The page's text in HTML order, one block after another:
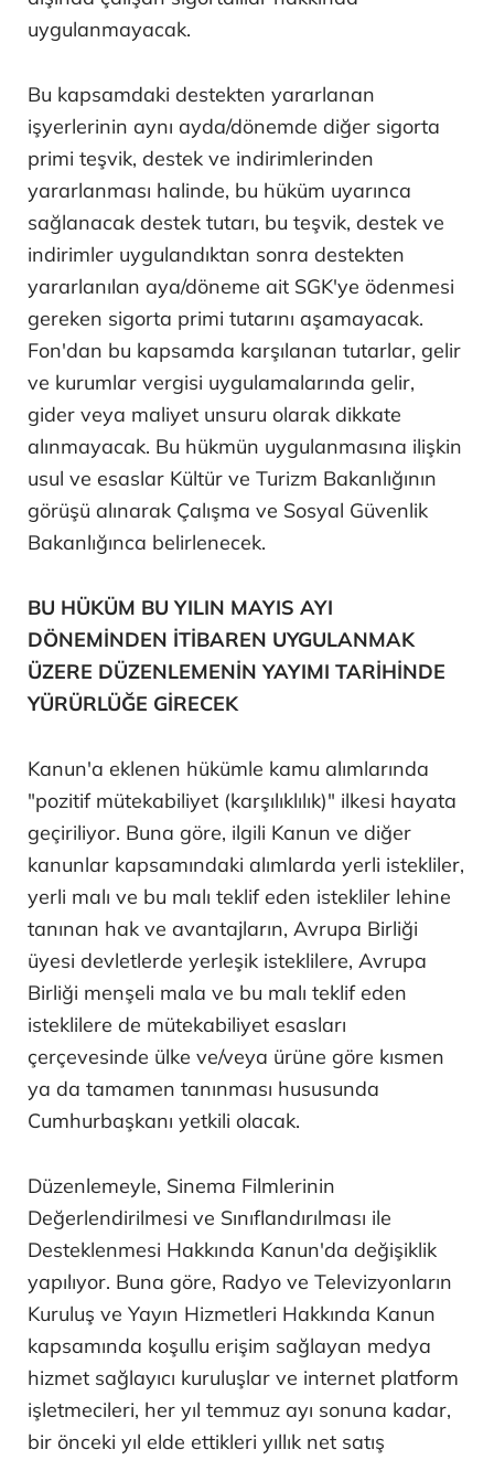
uygulanmayacak.
Bu kapsamdaki destekten yararlanan
işyerlerinin aynı ayda/dönemde diğer sigorta
primi teşvik, destek ve indirimlerinden
yararlanması halinde, bu hüküm uyarınca
sağlanacak destek tutarı, bu teşvik, destek ve
indirimler uygulandıktan sonra destekten
yararlanılan aya/döneme ait SGK'ye ödenmesi
gereken sigorta primi tutarını aşamayacak.
Fon'dan bu kapsamda karşılanan tutarlar, gelir
ve kurumlar vergisi uygulamalarında gelir,
gider veya maliyet unsuru olarak dikkate
alınmayacak. Bu hükmün uygulanmasına ilişkin
usul ve esaslar Kültür ve Turizm Bakanlığının
görüşü alınarak Çalışma ve Sosyal Güvenlik
Bakanlığınca belirlenecek.
BU HÜKÜM BU YILIN MAYIS AYI
DÖNEMİNDEN İTİBAREN UYGULANMAK
ÜZERE DÜZENLEMENİN YAYIMI TARİHİNDE
YÜRÜRLÜĞE GİRECEK
Kanun'a eklenen hükümle kamu alımlarında
"pozitif mütekabiliyet (karşılıklılık)" ilkesi hayata
geçiriliyor. Buna göre, ilgili Kanun ve diğer
kanunlar kapsamındaki alımlarda yerli istekliler,
yerli malı ve bu malı teklif eden istekliler lehine
tanınan hak ve avantajların, Avrupa Birliği
üyesi devletlerde yerleşik isteklilere, Avrupa
Birliği menşeli mala ve bu malı teklif eden
isteklilere de mütekabiliyet esasları
çerçevesinde ülke ve/veya ürüne göre kısmen
ya da tamamen tanınması hususunda
Cumhurbaşkanı yetkili olacak.
Düzenlemeyle, Sinema Filmlerinin
Değerlendirilmesi ve Sınıflandırılması ile
Desteklenmesi Hakkında Kanun'da değişiklik
yapılıyor. Buna göre, Radyo ve Televizyonların
Kuruluş ve Yayın Hizmetleri Hakkında Kanun
kapsamında koşullu erişim sağlayan medya
hizmet sağlayıcı kuruluşlar ve internet platform
işletmecileri, her yıl temmuz ayı sonuna kadar,
bir önceki yıl elde ettikleri yıllık net satış